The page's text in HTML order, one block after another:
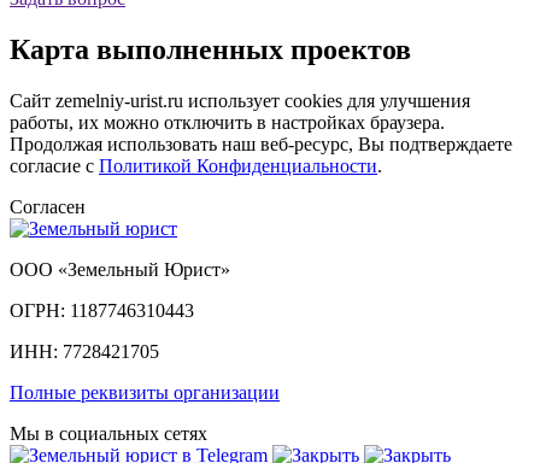
Карта выполненных проектов
Сайт zemelniy-urist.ru использует cookies для улучшения
работы, их можно отключить в настройках браузера.
Продолжая использовать наш веб-ресурс, Вы подтверждаете
согласие с Политикой Конфиденциальности.
Согласен
ООО «Земельный Юрист»
ОГРН: 1187746310443
ИНН: 7728421705
Полные реквизиты организации
Мы в социальных сетях